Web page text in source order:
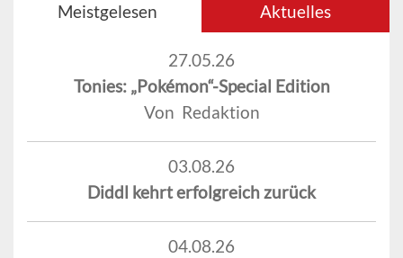
Meistgelesen Aktuelles
27.05.26
Tonies: „Pokémon“-Special Edition
Von Redaktion
03.08.26
Diddl kehrt erfolgreich zurück
04.08.26